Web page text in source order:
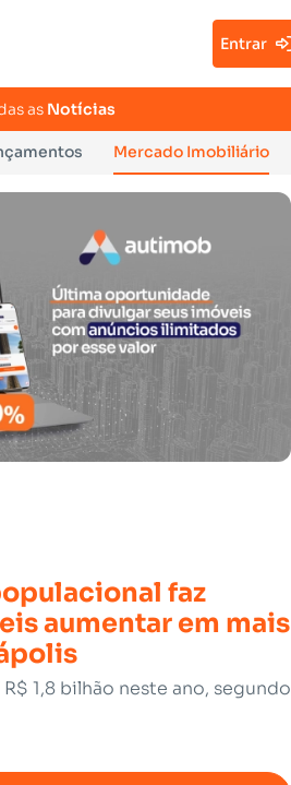
Entrar
as Notícias
Mercado Imobiliário
faz
aumentar em mais
1,8 bilhão neste ano, segundo